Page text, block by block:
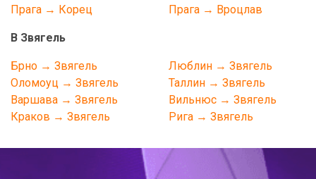
Прага → Корец
Прага → Вроцлав
В Звягель
Брно → Звягель
Оломоуц → Звягель
Варшава → Звягель
Краков → Звягель
Люблин → Звягель
Таллин → Звягель
Вильнюс → Звягель
Рига → Звягель